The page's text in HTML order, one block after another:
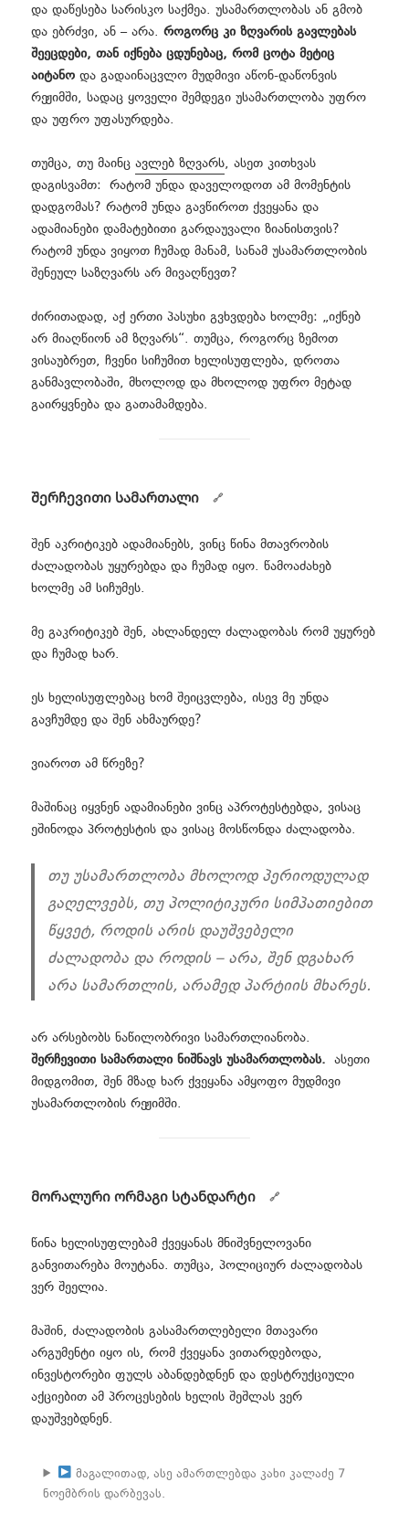
და დაწესება სარისკო საქმეა. უსამართლობას ან გმობ
და ებრძვი, ან – არა.როგორც კი ზღვარის გავლებას
შეეცდები, თან იქნება ცდუნებაც, რომ ცოტა მეტიც
აიტანო და გადაინაცვლო მუდმივი აწონ-დაწონვის
რეჟიმში, სადაც ყოველი შემდეგი უსამართლობა უფრო
და უფრო უფასურდება.
თუმცა, თუ მაინცავლებ ზღვარს, ასეთ კითხვას
დაგისვამთ: რატომ უნდა დაველოდოთ ამ მომენტის
დადგომას? რატომ უნდა გავწიროთ ქვეყანა და
ადამიანები დამატებითი გარდაუვალი ზიანისთვის?
რატომ უნდა ვიყოთ ჩუმად მანამ, სანამ უსამართლობის
შენეულ საზღვარს არ მივაღწევთ?
ძირითადად, აქ ერთი პასუხი გვხვდება ხოლმე: „იქნებ
არ მიაღწიონ ამ ზღვარს“. თუმცა, როგორც ზემოთ
ვისაუბრეთ, ჩვენი სიჩუმით ხელისუფლება, დროთა
განმავლობაში, მხოლოდ და მხოლოდ უფრო მეტად
გაირყვნება და გათამამდება.
შერჩევითი სამართალი
შენ აკრიტიკებ ადამიანებს, ვინც წინა მთავრობის
ძალადობას უყურებდა და ჩუმად იყო. წამოაძახებ
ხოლმე ამ სიჩუმეს.
მე გაკრიტიკებ შენ, ახლანდელ ძალადობას რომ უყურებ
და ჩუმად ხარ.
ეს ხელისუფლებაც ხომ შეიცვლება, ისევ მე უნდა
გავჩუმდე და შენ ახმაურდე?
ვიაროთ ამ წრეზე?
მაშინაც იყვნენ ადამიანები ვინც აპროტესტებდა, ვისაც
ეშინოდა პროტესტის და ვისაც მოსწონდა ძალადობა.
თუ უსამართლობა მხოლოდ პერიოდულად
გაღელვებს, თუ პოლიტიკური სიმპათიებით
წყვეტ, როდის არის დაუშვებელი
ძალადობა და როდის – არა, შენ დგახარ
არა სამართლის, არამედ პარტიის მხარეს.
არ არსებობს ნაწილობრივი სამართლიანობა.
შერჩევითი სამართალი ნიშნავს უსამართლობას. ასეთი
მიდგომით, შენ მზად ხარ ქვეყანა ამყოფო მუდმივი
უსამართლობის რეჟიმში.
მორალური ორმაგი სტანდარტი
წინა ხელისუფლებამ ქვეყანას მნიშვნელოვანი
განვითარება მოუტანა. თუმცა, პოლიციურ ძალადობას
ვერ შეელია.
მაშინ, ძალადობის გასამართლებელი მთავარი
არგუმენტი იყო ის, რომ ქვეყანა ვითარდებოდა,
ინვესტორები ფულს აბანდებდნენ და დესტრუქციული
აქციებით ამ პროცესების ხელის შეშლას ვერ
დაუშვებდნენ.
მაგალითად, ასე ამართლებდა კახი კალაძე 7
ნოემბრის დარბევას.